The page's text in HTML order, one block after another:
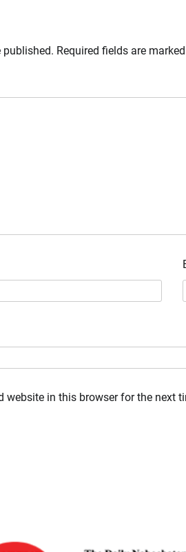
published. Required fields are marked
website in this browser for the next